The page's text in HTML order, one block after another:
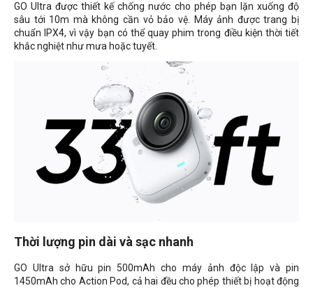
GO Ultra được thiết kế chống nước cho phép bạn lặn xuống độ
sâu tới 10m mà không cần vỏ bảo vệ. Máy ảnh được trang bị
chuẩn IPX4, vì vậy bạn có thể quay phim trong điều kiện thời tiết
khắc nghiệt như mưa hoặc tuyết.
Thời lượng pin dài và sạc nhanh
GO Ultra sở hữu pin 500mAh cho máy ảnh độc lập và pin
1450mAh cho Action Pod, cả hai đều cho phép thiết bị hoạt động